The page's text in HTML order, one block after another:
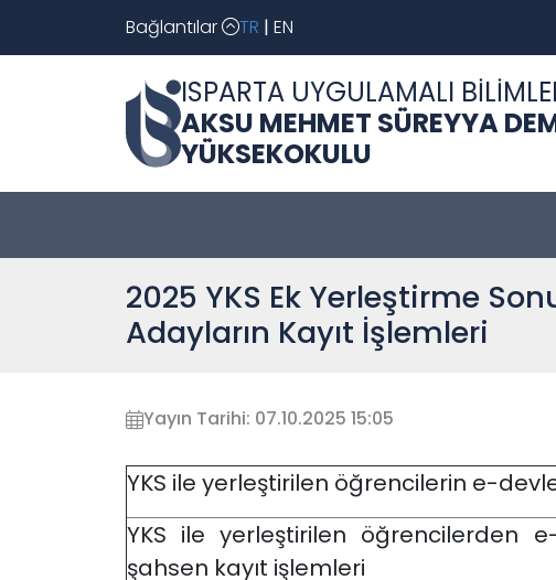
Bağlantılar TR | EN
ISPARTA UYGULAMALI
AKSU MEHMET SÜREYYA
YÜKSEKOKULU
2025 YKS Ek Yerleştirme
Adayların Kayıt İşlemleri
Yayın Tarihi: 07.10.2025 15:05
YKS ile yerleştirilen öğrencilerin e-
YKS ile yerleştirilen öğrencilerden
şahsen kayıt işlemleri